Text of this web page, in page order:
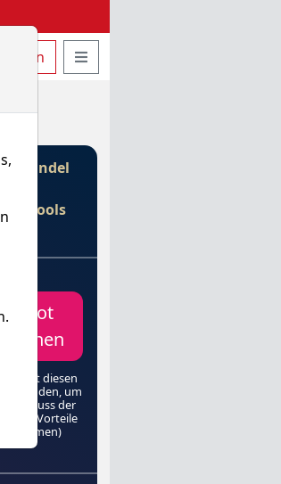
Login Seitennavigation öffnen
Handel
Tools
Depot
eröffnen
diesen
verwenden, um
Genuss der
Vorteile
zu kommen)